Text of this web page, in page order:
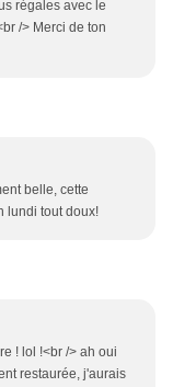
régales avec le
/> Merci de ton
belle, cette
lundi tout doux!
! lol !<br /> ah oui
restaurée, j'aurais